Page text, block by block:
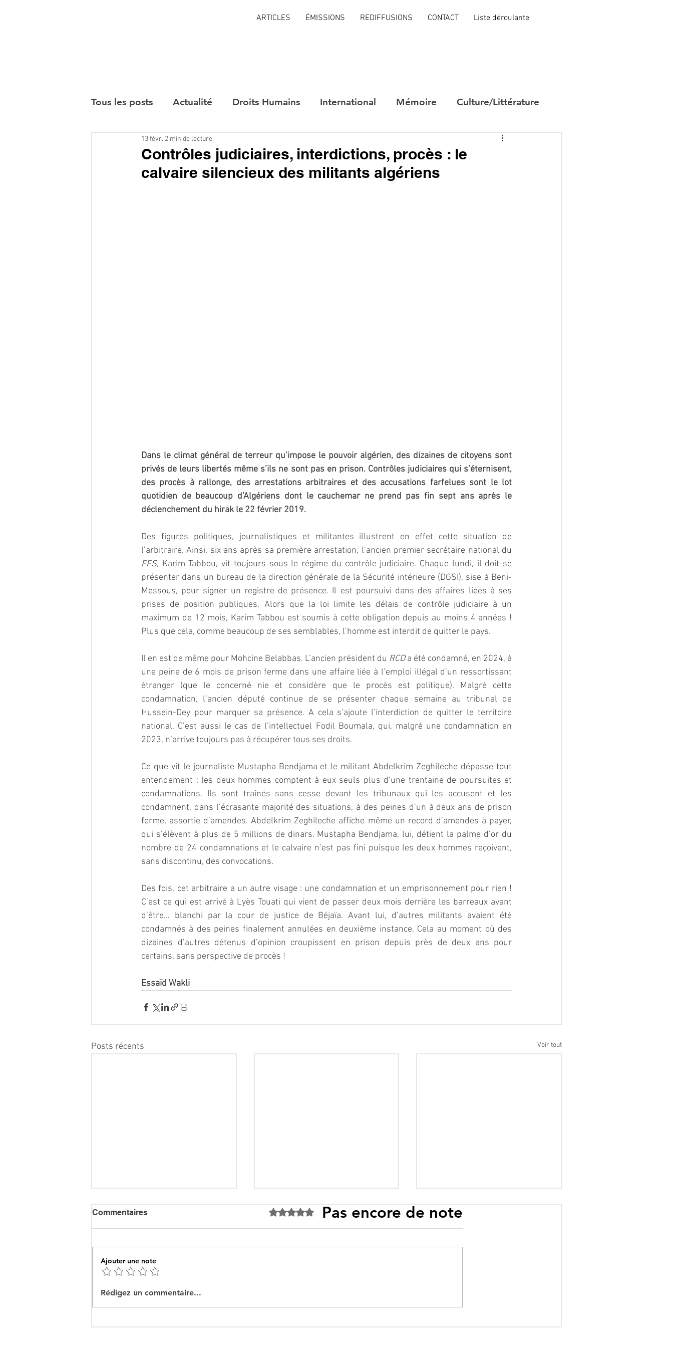
ARTICLES ÉMISSIONS REDIFFUSIONS CONTACT Liste déroulante
Tous les posts Actualité Droits Humains International Mémoire Culture/Littérature
Interviews
Contrôles judiciaires, interdictions, procès : le
calvaire silencieux des militants algériens
13 févr. 2 min de lecture
Dans le climat général de terreur qu’impose le pouvoir algérien, des dizaines de citoyens sont
privés de leurs libertés même s’ils ne sont pas en prison. Contrôles judiciaires qui s’éternisent,
des procès à rallonge, des arrestations arbitraires et des accusations farfelues sont le lot
quotidien de beaucoup d’Algériens dont le cauchemar ne prend pas fin sept ans après le
déclenchement du hirak le 22 février 2019.
Des figures politiques, journalistiques et militantes illustrent en effet cette situation de
FFS, Karim Tabbou, vit toujours sous le régime du contrôle judiciaire. Chaque lundi, il doit se
présenter dans un bureau de la direction générale de la Sécurité intérieure (DGSI), sise à Beni-
Messous, pour signer un registre de présence. Il est poursuivi dans des affaires liées à ses
prises de position publiques. Alors que la loi limite les délais de contrôle judiciaire à un
maximum de 12 mois, Karim Tabbou est soumis à cette obligation depuis au moins 4 années !
Plus que cela, comme beaucoup de ses semblables, l’homme est interdit de quitter le pays.
Il en est de même pour Mohcine Belabbas. L’ancien président du RCD a été condamné, en 2024, à
une peine de 6 mois de prison ferme dans une affaire liée à l’emploi illégal d’un ressortissant
étranger (que le concerné nie et considère que le procès est politique). Malgré cette
condamnation, l’ancien député continue de se présenter chaque semaine au tribunal de
Hussein-Dey pour marquer sa présence. A cela s’ajoute l’interdiction de quitter le territoire
national. C’est aussi le cas de l’intellectuel Fodil Boumala, qui, malgré une condamnation en
2023, n’arrive toujours pas à récupérer tous ses droits.
Ce que vit le journaliste Mustapha Bendjama et le militant Abdelkrim Zeghileche dépasse tout
entendement : les deux hommes comptent à eux seuls plus d’une trentaine de poursuites et
condamnations. Ils sont traînés sans cesse devant les tribunaux qui les accusent et les
condamnent, dans l’écrasante majorité des situations, à des peines d’un à deux ans de prison
ferme, assortie d’amendes. Abdelkrim Zeghileche affiche même un record d’amendes à payer,
qui s’élèvent à plus de 5 millions de dinars. Mustapha Bendjama, lui, détient la palme d’or du
nombre de 24 condamnations et le calvaire n’est pas fini puisque les deux hommes reçoivent,
sans discontinu, des convocations.
Des fois, cet arbitraire a un autre visage : une condamnation et un emprisonnement pour rien !
C’est ce qui est arrivé à Lyès Touati qui vient de passer deux mois derrière les barreaux avant
d’être… blanchi par la cour de justice de Béjaïa. Avant lui, d’autres militants avaient été
condamnés à des peines finalement annulées en deuxième instance. Cela au moment où des
dizaines d’autres détenus d’opinion croupissent en prison depuis près de deux ans pour
certains, sans perspective de procès !
Essaïd Wakli
Posts récents Voir tout
bataille des récits pour
mieux cacher la misère
promesses différées,
réalités évitées
l’idéologie prime sur le
Commentaires Noté 0 étoile sur 5.Pas encore de note
Ajouter une note
Rédigez un commentaire...